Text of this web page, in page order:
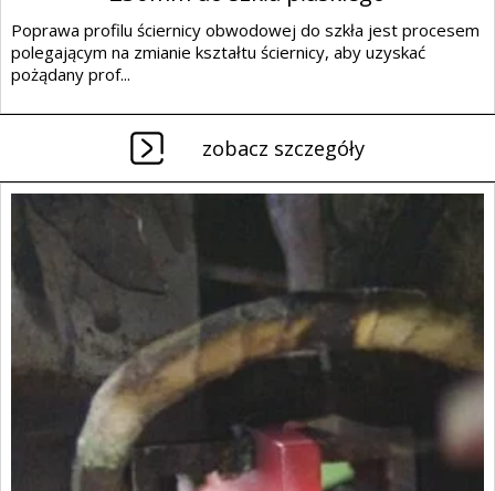
Poprawa profilu ściernicy obwodowej do szkła jest procesem
polegającym na zmianie kształtu ściernicy, aby uzyskać
pożądany prof...
zobacz szczegóły